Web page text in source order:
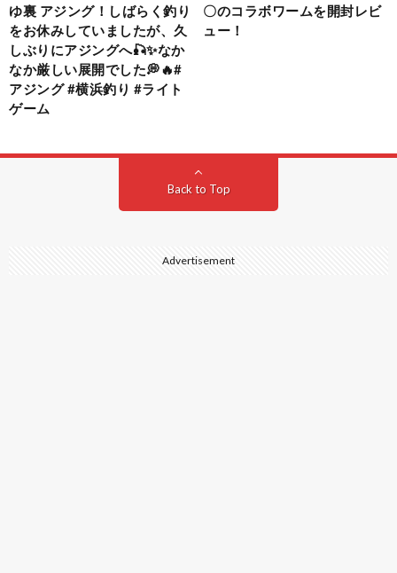
ゆ裏 アジング！しばらく釣り
をお休みしていましたが、久
しぶりにアジングへ🎣✨なか
なか厳しい展開でした💭🔥#
アジング #横浜釣り #ライト
ゲーム
〇のコラボワームを開封レビ
ュー！
Back to Top
Advertisement